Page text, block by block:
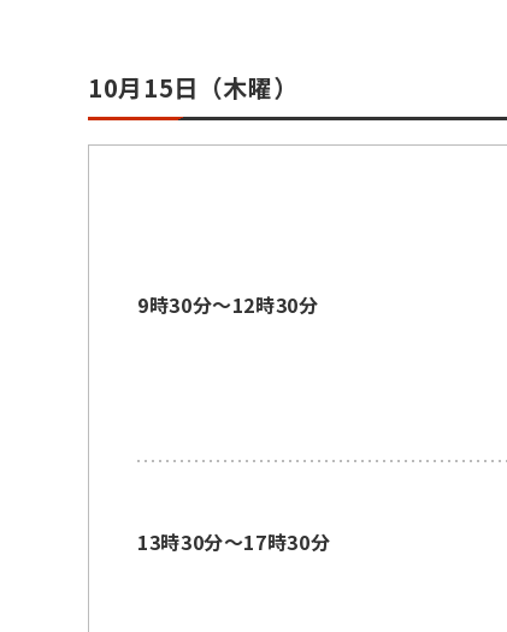
10月15日（木曜）
9時30分～12時30分
13時30分～17時30分